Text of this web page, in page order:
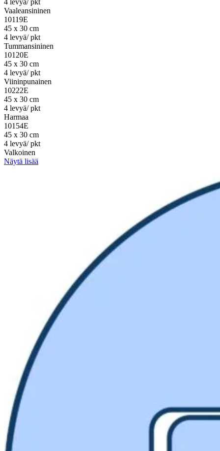
4 levyä/ pkt
Vaaleansininen
10119E
45 x 30 cm
4 levyä/ pkt
Tummansininen
10120E
45 x 30 cm
4 levyä/ pkt
Viininpunainen
10222E
45 x 30 cm
4 levyä/ pkt
Harmaa
10154E
45 x 30 cm
4 levyä/ pkt
Valkoinen
Näytä lisää